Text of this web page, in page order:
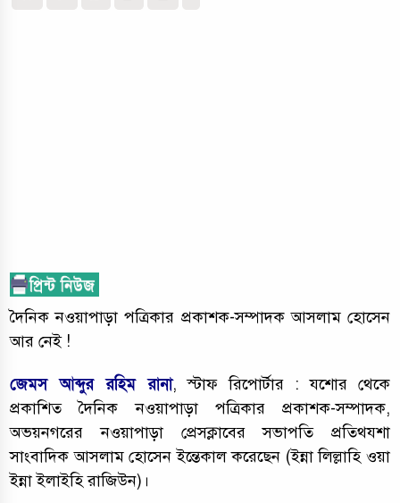
দৈনিক নওয়াপাড়া পত্রিকার প্রকাশক-সম্পাদক আসলাম হোসেন
আর নেই !
জেমস আব্দুর রহিম রানা, স্টাফ রিপোর্টার : যশোর থেকে
প্রকাশিত দৈনিক নওয়াপাড়া পত্রিকার প্রকাশক-সম্পাদক,
অভয়নগরের নওয়াপাড়া প্রেসক্লাবের সভাপতি প্রতিথযশা
সাংবাদিক আসলাম হোসেন ইন্তেকাল করেছেন (ইন্না লিল্লাহি ওয়া
ইন্না ইলাইহি রাজিউন)।